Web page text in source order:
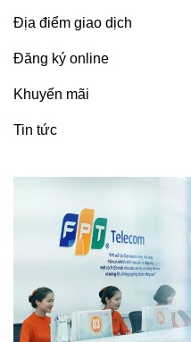
Địa điểm giao dịch
Đăng ký online
Khuyến mãi
Tin tức